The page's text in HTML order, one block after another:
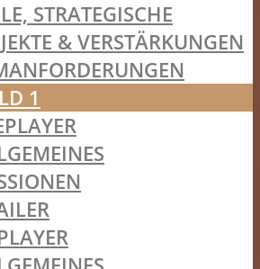
STRATEGISCHE
& VERSTÄRKUNGEN
1